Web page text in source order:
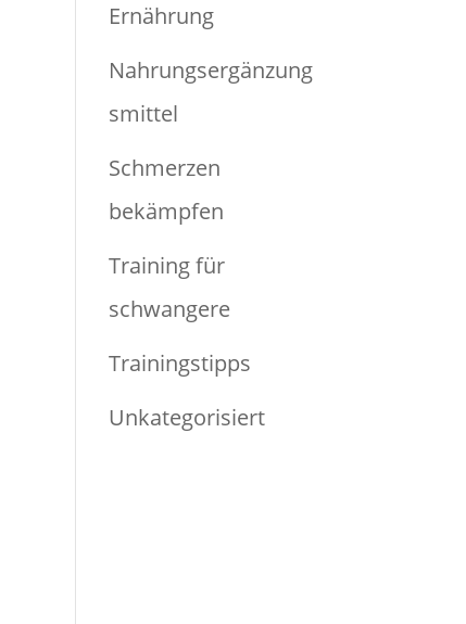
Ernährung
Nahrungsergänzung
smittel
Schmerzen
bekämpfen
Training für
schwangere
Trainingstipps
Unkategorisiert